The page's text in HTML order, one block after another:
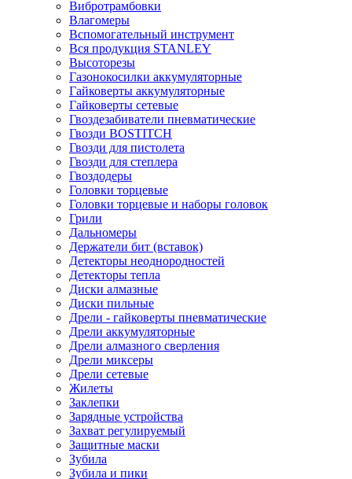
Вибротрамбовки
Влагомеры
Вспомогательный инструмент
Вся продукция STANLEY
Высоторезы
Газонокосилки аккумуляторные
Гайковерты аккумуляторные
Гайковерты сетевые
Гвоздезабиватели пневматические
Гвозди BOSTITCH
Гвозди для пистолета
Гвозди для степлера
Гвоздодеры
Головки торцевые
Головки торцевые и наборы головок
Грили
Дальномеры
Держатели бит (вставок)
Детекторы неоднородностей
Детекторы тепла
Диски алмазные
Диски пильные
Дрели - гайковерты пневматические
Дрели аккумуляторные
Дрели алмазного сверления
Дрели миксеры
Дрели сетевые
Жилеты
Заклепки
Зарядные устройства
Захват регулируемый
Защитные маски
Зубила
Зубила и пики